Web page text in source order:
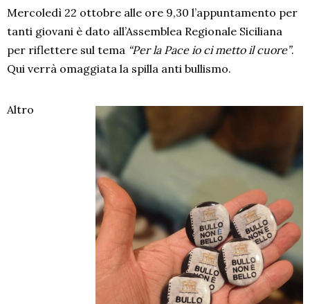
Mercoledì 22 ottobre alle ore 9,30 l’appuntamento per
tanti giovani è dato all’Assemblea Regionale Siciliana
per riflettere sul tema “Per la Pace io ci metto il cuore”.
Qui verrà omaggiata la spilla anti bullismo.
Altro